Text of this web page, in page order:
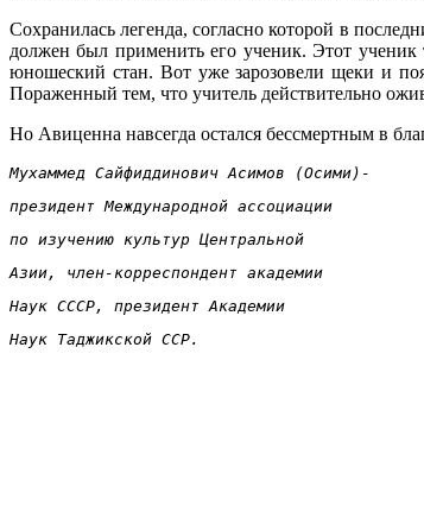
Сохранилась легенда, согласно которой в
должен был применить его ученик. Этот ученик
юношеский стан. Вот уже зарозовели щеки и
Пораженный тем, что учитель действительно
Но Авиценна навсегда остался бессмертным в
Мухаммед Сайфиддинович Асимов (Осими)-
президент Международной ассоциации
по изучению культур Центральной
Азии, член-корреспондент академии
Наук СССР, президент Академии
Наук Таджикской ССР.